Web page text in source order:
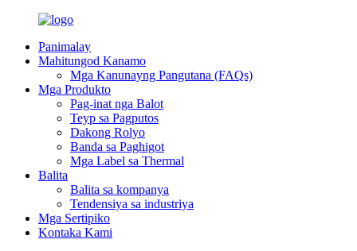
Panimalay
Mahitungod Kanamo
Mga Kanunayng Pangutana (FAQs)
Mga Produkto
Pag-inat nga Balot
Teyp sa Pagputos
Dakong Rolyo
Banda sa Paghigot
Mga Label sa Thermal
Balita
Balita sa kompanya
Tendensiya sa industriya
Mga Sertipiko
Kontaka Kami